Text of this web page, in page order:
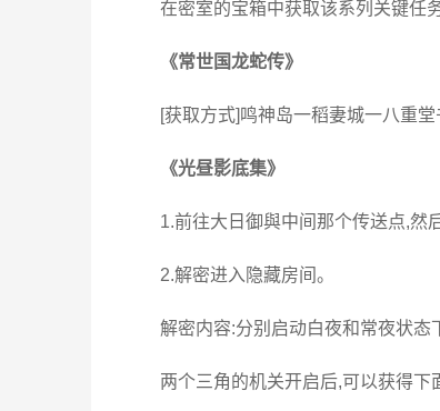
在密室的宝箱中获取该系列关键任
《常世国龙蛇传》
[获取方式]鸣神岛一稻妻城一八重
《光昼影底集》
1.前往大日御與中间那个传送点,然
2.解密进入隐藏房间。
解密内容:分别启动白夜和常夜状
两个三角的机关开启后,可以获得